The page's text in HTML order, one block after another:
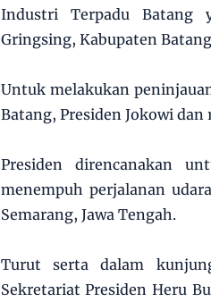
Industri Terpadu Batang
Gringsing, Kabupaten
Untuk melakukan
Batang, Presiden Jokowi
Presiden direncanakan
menempuh perjalanan
Semarang, Jawa Tengah.
Turut serta dalam
Sekretariat Presiden Heru